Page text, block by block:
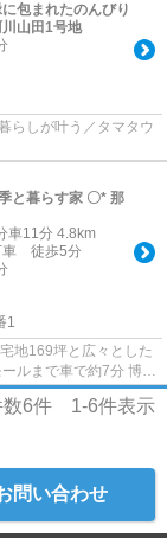
包まれたのんびり
山田1号地
らしが叶う／タマタウ
と暮らす家 〇* 那
車11分 4.8km
車 徒歩5分
1
地169坪と広々とした
6件 1-6件表示
問い合わせ